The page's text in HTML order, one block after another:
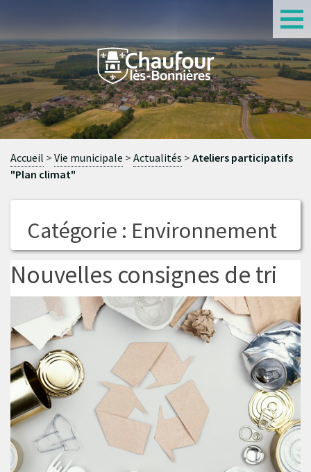
Catégorie : Environnement
Nouvelles consignes de tri
Accueil Vie municipale Actualités
Ateliers participatifs
"Plan climat"